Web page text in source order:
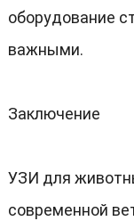
оборудование
важными.
Заключение
УЗИ для
современной